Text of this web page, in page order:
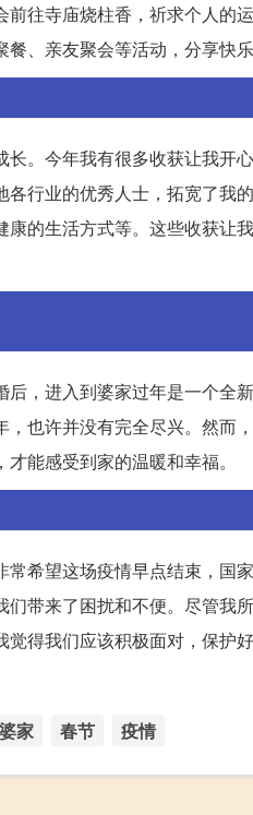
往寺庙烧柱香，祈求个人的
、亲友聚会等活动，分享快乐
。今年我有很多收获让我开
行业的优秀人士，拓宽了我
的生活方式等。这些收获让
，进入到婆家过年是一个全
也许并没有完全尽兴。然而
能感受到家的温暖和幸福。
希望这场疫情早点结束，国
带来了困扰和不便。尽管我
得我们应该积极面对，保护
婆家 春节 疫情